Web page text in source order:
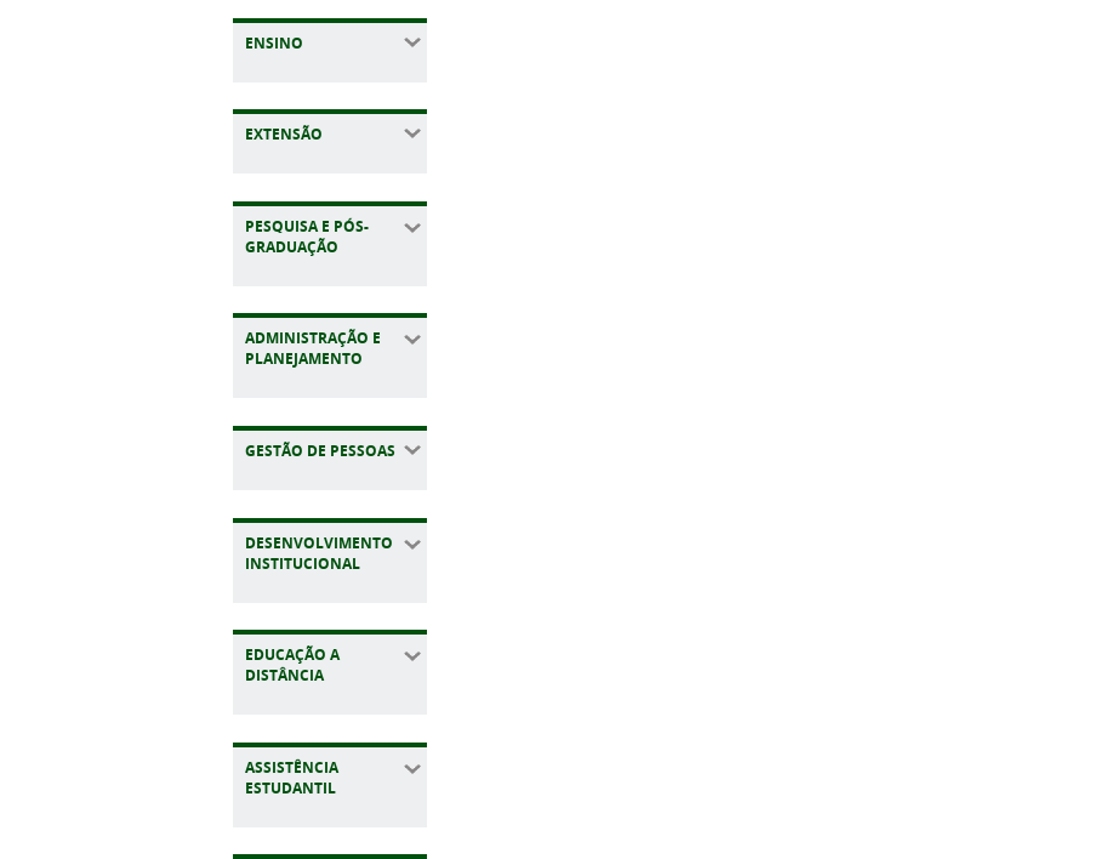
ENSINO
EXTENSÃO
PESQUISA E PÓS-
GRADUAÇÃO
ADMINISTRAÇÃO E
PLANEJAMENTO
GESTÃO DE PESSOAS
DESENVOLVIMENTO
INSTITUCIONAL
EDUCAÇÃO A
DISTÂNCIA
ASSISTÊNCIA
ESTUDANTIL